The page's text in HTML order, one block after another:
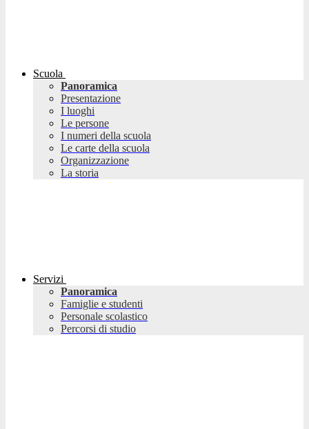
Scuola
Panoramica
Presentazione
I luoghi
Le persone
I numeri della scuola
Le carte della scuola
Organizzazione
La storia
Servizi
Panoramica
Famiglie e studenti
Personale scolastico
Percorsi di studio